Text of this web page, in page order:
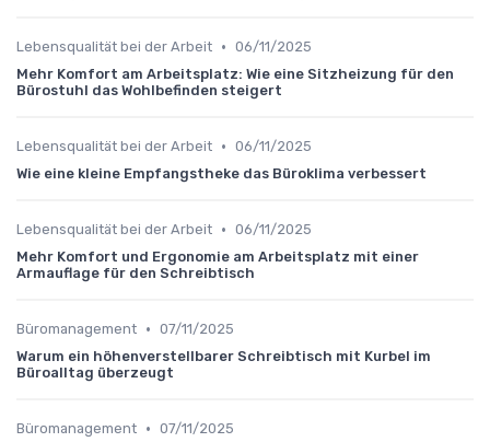
Lebensqualität bei der Arbeit • 06/11/2025
Mehr Komfort am Arbeitsplatz: Wie eine Sitzheizung für den
Bürostuhl das Wohlbefinden steigert
Lebensqualität bei der Arbeit • 06/11/2025
Wie eine kleine Empfangstheke das Büroklima verbessert
Lebensqualität bei der Arbeit • 06/11/2025
Mehr Komfort und Ergonomie am Arbeitsplatz mit einer
Armauflage für den Schreibtisch
Büromanagement • 07/11/2025
Warum ein höhenverstellbarer Schreibtisch mit Kurbel im
Büroalltag überzeugt
Büromanagement • 07/11/2025